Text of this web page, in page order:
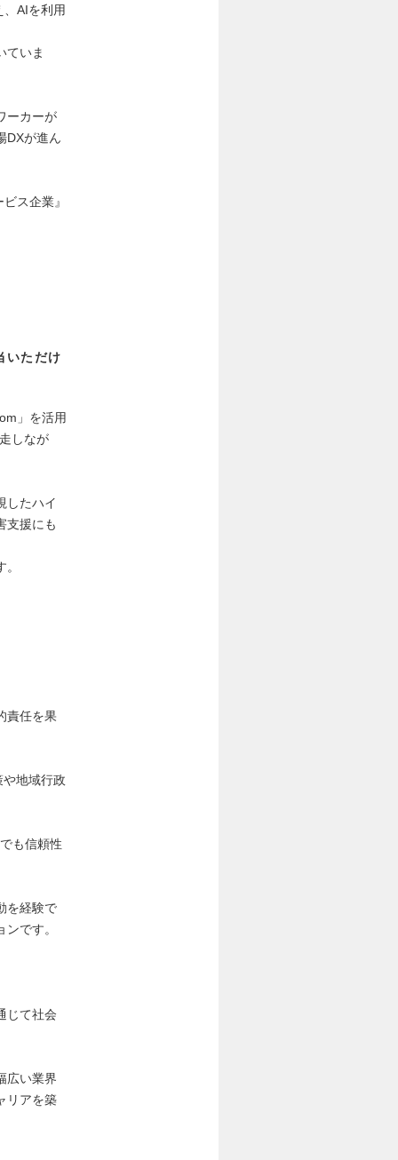
AIを利用
ていま
ーカーが
DXが進ん
ス企業』
いただけ
」を活用
しなが
したハイ
支援にも
責任を果
地域行政
も信頼性
を経験で
です。
じて社会
広い業界
リアを築